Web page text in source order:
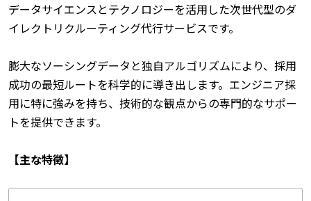
データサイエンスとテクノロジーを活用した次世代型のダ
イレクトリクルーティング代行サービスです。
膨大なソーシングデータと独自アルゴリズムにより、採用
成功の最短ルートを科学的に導き出します。エンジニア採
用に特に強みを持ち、技術的な観点からの専門的なサポー
トを提供できます。
【主な特徴】